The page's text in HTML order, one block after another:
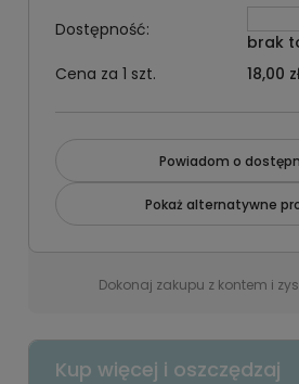
Dostępność:
brak
Cena za 1 szt.
18,00
Powiadom o
Pokaż alternatywne
Dokonaj zakupu z kontem i
Kup więcej i oszczędzaj